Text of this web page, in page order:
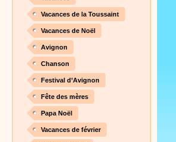
Vacances de la Toussaint
Vacances de Noël
Avignon
Chanson
Festival d’Avignon
Fête des mères
Papa Noël
Vacances de février